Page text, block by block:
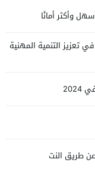
تعزيز التنمية المهنية
طريق النت